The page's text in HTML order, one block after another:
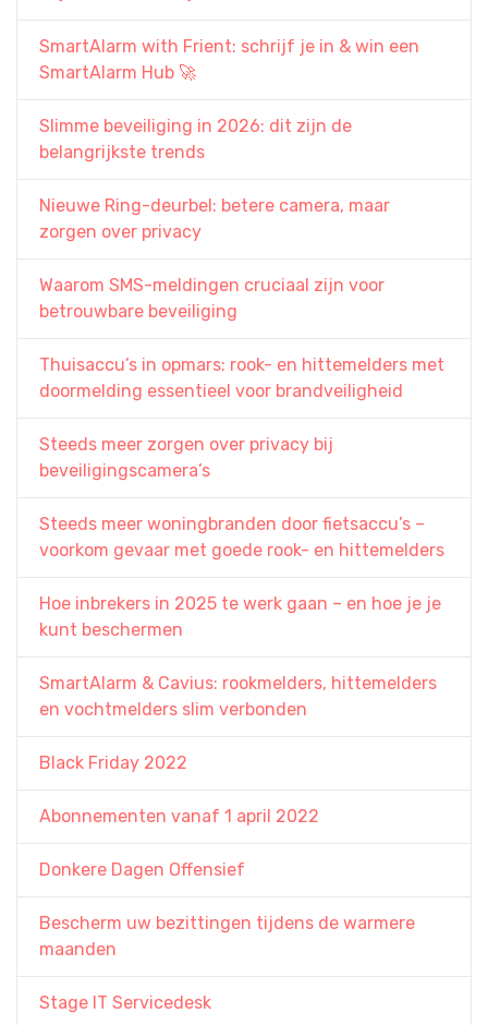
SmartAlarm with Frient: schrijf je in & win een
SmartAlarm Hub 🚀
Slimme beveiliging in 2026: dit zijn de
belangrijkste trends
Nieuwe Ring-deurbel: betere camera, maar
zorgen over privacy
Waarom SMS-meldingen cruciaal zijn voor
betrouwbare beveiliging
Thuisaccu’s in opmars: rook- en hittemelders met
doormelding essentieel voor brandveiligheid
Steeds meer zorgen over privacy bij
beveiligingscamera’s
Steeds meer woningbranden door fietsaccu’s –
voorkom gevaar met goede rook- en hittemelders
Hoe inbrekers in 2025 te werk gaan – en hoe je je
kunt beschermen
SmartAlarm & Cavius: rookmelders, hittemelders
en vochtmelders slim verbonden
Black Friday 2022
Abonnementen vanaf 1 april 2022
Donkere Dagen Offensief
Bescherm uw bezittingen tijdens de warmere
maanden
Stage IT Servicedesk